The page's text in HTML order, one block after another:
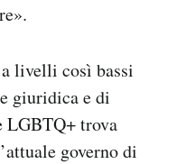
livelli così bassi
giuridica e di
LGBTQ+ trova
governo di